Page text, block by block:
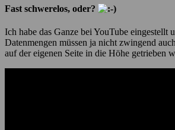
Fast schwerelos, oder?
Ich habe das Ganze bei YouTube eingestellt
Datenmengen müssen ja nicht zwingend
auf der eigenen Seite in die Höhe getrieben